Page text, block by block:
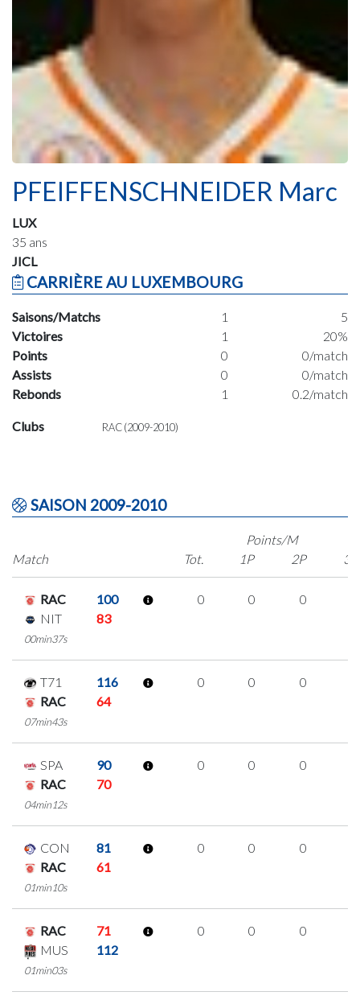
PFEIFFENSCHNEIDER Marc
LUX
35 ans
JICL
CARRIÈRE AU LUXEMBOURG
Saisons/Matchs 1
5
Victoires
1
20%
Points
0
0/match
Assists
0
0/match
Rebonds
1 0.2/match
Clubs RAC (2009-2010)
SAISON 2009-2010
Match
Points/M
Tot.
1P 2P 3P
RAC
100
NIT
83
00min37s
0 0 0
T71
116
RAC
64
07min43s
0 0 0
SPA
90
RAC
70
04min12s
0 0 0
CON
81
RAC
61
01min10s
0 0 0
RAC
71
MUS
112
01min03s
0 0 0